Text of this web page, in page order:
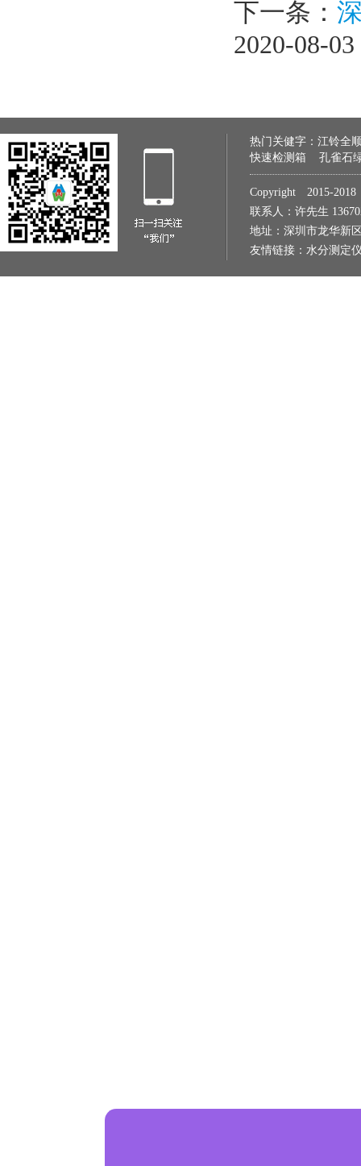
下一条：
2020-08-03
热门关健字： 江铃全
快速检测箱
孔雀石
Copyright 2015-
联系人：许先生
地址：深圳市龙华新
友情链接： 水分测定